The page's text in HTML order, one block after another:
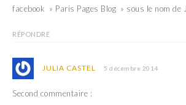
facebook » Paris Pages Blog » sous le nom de
RÉPONDRE
JULIA CASTEL 5 décembre 2014
Second commentaire :